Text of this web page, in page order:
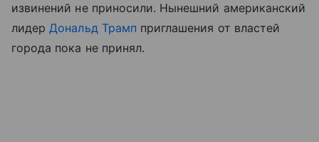
извинений не приносили. Нынешний американский
лидерДональд Трамп приглашения от властей
города пока не принял.